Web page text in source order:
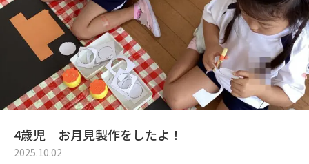
英語教育 園の特
4歳児 お月見製作をしたよ！
2025.10.02